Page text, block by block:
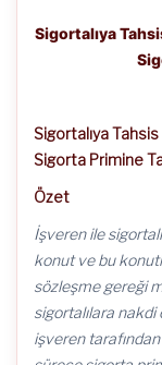
Sigortalıya
Sigortalıya
Sigorta Primine
Özet
İşveren ile
konut ve bu
sözleşme gereği
sigortalılara nakdi
işveren tarafından